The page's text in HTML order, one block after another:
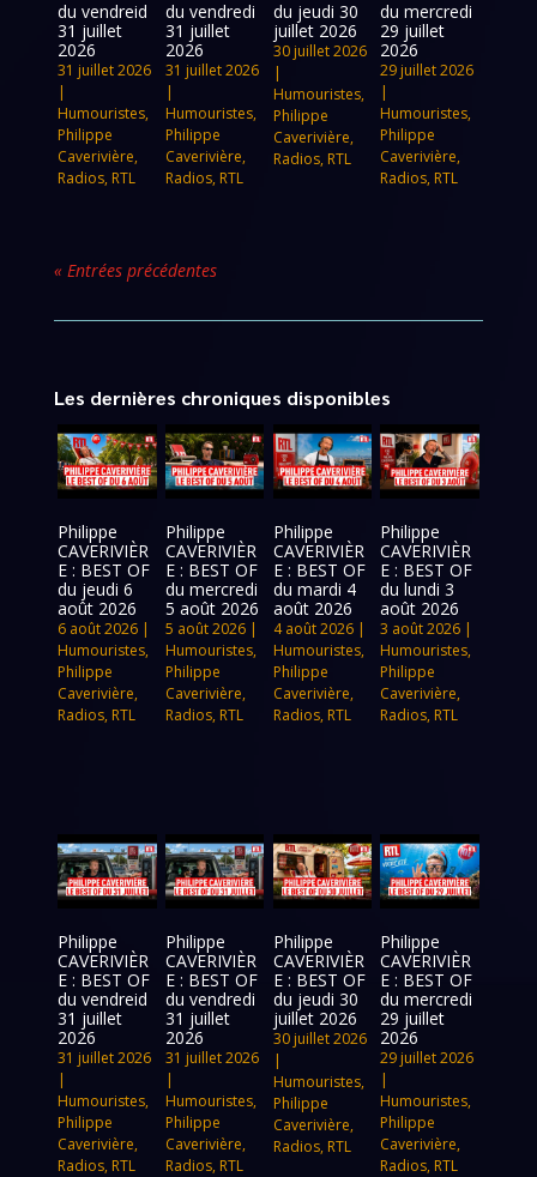
du vendreid
31 juillet
2026
31 juillet 2026
|
Humouristes,
Philippe
Caverivière,
Radios, RTL
du vendredi
31 juillet
2026
31 juillet 2026
|
Humouristes,
Philippe
Caverivière,
Radios, RTL
du jeudi 30
juillet 2026
30 juillet 2026
|
Humouristes,
Philippe
Caverivière,
Radios, RTL
du mercredi
29 juillet
2026
29 juillet 2026
|
Humouristes,
Philippe
Caverivière,
Radios, RTL
« Entrées précédentes
Les dernières chroniques disponibles
Philippe
CAVERIVIÈR
E : BEST OF
du jeudi 6
août 2026
6 août 2026 |
Humouristes,
Philippe
Caverivière,
Radios, RTL
Philippe
CAVERIVIÈR
E : BEST OF
du mercredi
5 août 2026
5 août 2026|
Humouristes,
Philippe
Caverivière,
Radios, RTL
Philippe
CAVERIVIÈR
E : BEST OF
du mardi 4
août 2026
4 août 2026|
Humouristes,
Philippe
Caverivière,
Radios, RTL
Philippe
CAVERIVIÈR
E : BEST OF
du lundi 3
août 2026
3 août 2026 |
Humouristes,
Philippe
Caverivière,
Radios, RTL
Philippe
CAVERIVIÈR
E : BEST OF
du vendreid
31 juillet
2026
31 juillet 2026
|
Humouristes,
Philippe
Caverivière,
Radios, RTL
Philippe
CAVERIVIÈR
E : BEST OF
du vendredi
31 juillet
2026
31 juillet 2026
|
Humouristes,
Philippe
Caverivière,
Radios, RTL
Philippe
CAVERIVIÈR
E : BEST OF
du jeudi 30
juillet 2026
30 juillet 2026
|
Humouristes,
Philippe
Caverivière,
Radios, RTL
Philippe
CAVERIVIÈR
E : BEST OF
du mercredi
29 juillet
2026
29 juillet 2026
|
Humouristes,
Philippe
Caverivière,
Radios, RTL